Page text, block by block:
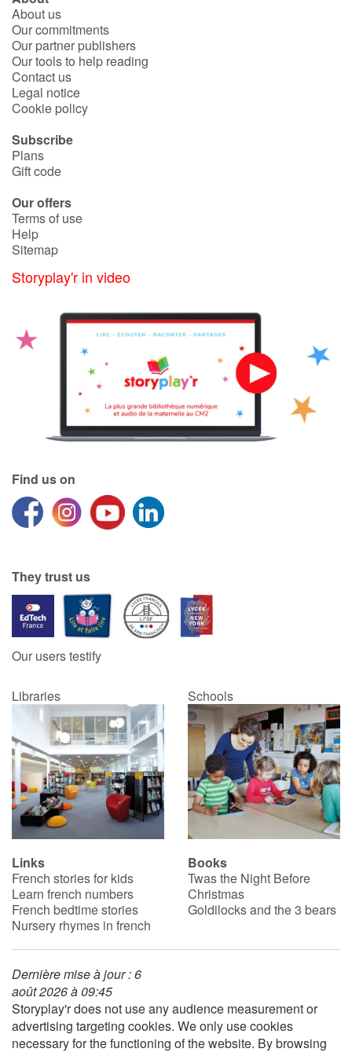
About us
Our commitments
Our partner publishers
Our tools to help reading
Contact us
Legal notice
Cookie policy
Subscribe
Plans
Gift code
Our offers
Terms of use
Help
Sitemap
Storyplay'r in video
Find us on
They trust us
Our users testify
Libraries Schools
Links
French stories for kids
Learn french numbers
French bedtime stories
Nursery rhymes in french
Books
Twas the Night Before
Christmas
Goldilocks and the 3 bears
Dernière mise à jour : 6
août 2026 à 09:45
Storyplay'r does not use any audience measurement or
advertising targeting cookies. We only use cookies
necessary for the functioning of the website. By browsing